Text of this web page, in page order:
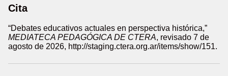
Cita
“Debates educativos actuales en perspectiva histórica,”
MEDIATECA PEDAGÓGICA DE CTERA, revisado 7 de
agosto de 2026, http://staging.ctera.org.ar/items/show/151.